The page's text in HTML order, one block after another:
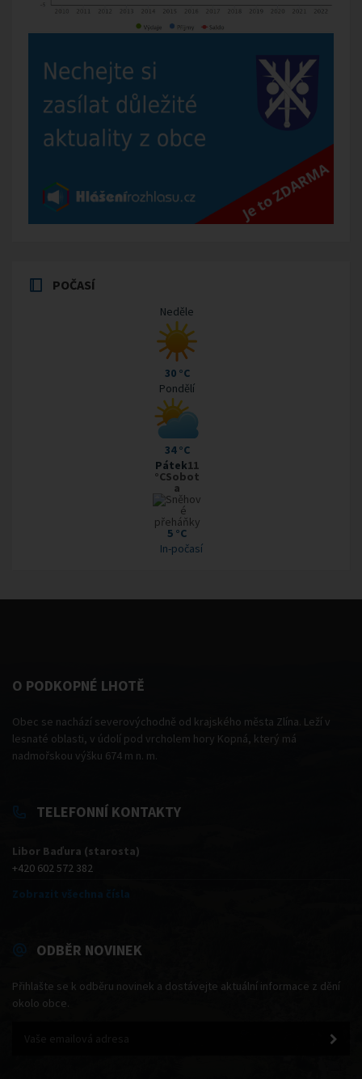
POČASÍ
Neděle
30 °C
Pondělí
34 °C
Pátek11
°CSobot
a
5 °C
In-počasí
O PODKOPNÉ LHOTĚ
Obec se nachází severovýchodně od krajského města Zlína. Leží v
lesnaté oblasti, v údolí pod vrcholem hory Kopná, který má
nadmořskou výšku 674 m n. m.
TELEFONNÍ KONTAKTY
Libor Baďura (starosta)
+420 602 572 382
Zobrazit všechna čísla
ODBĚR NOVINEK
Přihlašte se k odběru novinek a dostávejte aktuální informace z dění
okolo obce.